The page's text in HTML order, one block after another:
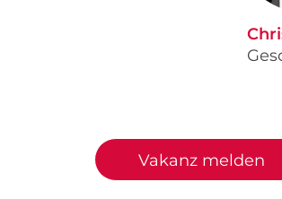
Vakanz melden